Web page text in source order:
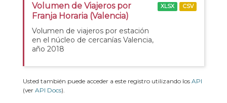
Volumen de Viajeros por
Franja Horaria (Valencia)
Volumen de viajeros por estación
en el núcleo de cercanías Valencia,
año 2018
XLSX CSV
Usted también puede acceder a este registro utilizando los API
(ver API Docs).